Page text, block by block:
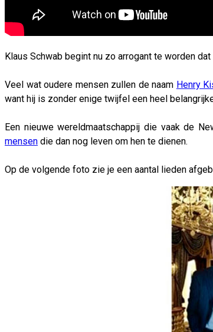
Klaus Schwab begint nu zo arrogant te worden
Veel wat oudere mensen zullen de naam Henry
want hij is zonder enige twijfel een heel
Een nieuwe wereldmaatschappij die vaak de
mensen die dan nog leven om hen te dienen.
Op de volgende foto zie je een aantal lieden